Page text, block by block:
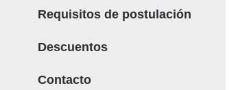
Requisitos de postulación
Descuentos
Contacto